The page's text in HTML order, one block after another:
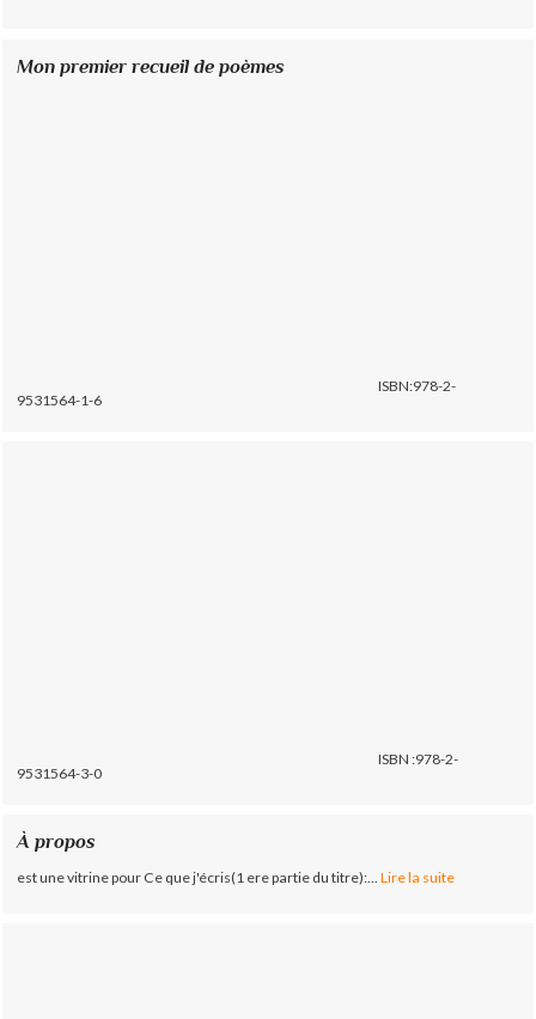
Mon premier recueil de poèmes
ISBN:978-2-
9531564-1-6
ISBN :978-2-
9531564-3-0
À propos
est une vitrine pour Ce que j'écris(1 ere partie du titre):... Lire la suite